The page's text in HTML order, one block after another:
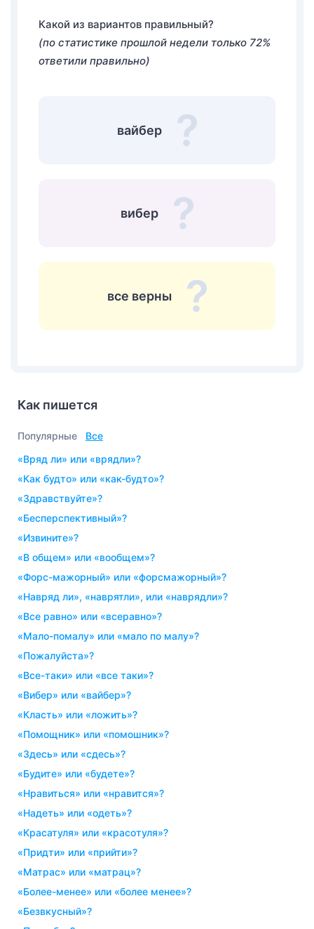
Какой из вариантов правильный?
(по статистике прошлой недели только 72%
ответили правильно)
вайбер
вибер
все верны
Как пишется
Популярные
Все
«вряд ли» или «врядли»?
«как будто» или «как-будто»?
«здравствуйте»?
«бесперспективный»?
«извините»?
«в общем» или «вообщем»?
«форс-мажорный» или «форсмажорный»?
«навряд ли», «наврятли», или «наврядли»?
«все равно» или «всеравно»?
«мало-помалу» или «мало по малу»?
«пожалуйста»?
«все-таки» или «все таки»?
«вибер» или «вайбер»?
«класть» или «ложить»?
«помощник» или «помошник»?
«здесь» или «сдесь»?
«будите» или «будете»?
«нравиться» или «нравится»?
«надеть» или «одеть»?
«красатуля» или «красотуля»?
«придти» или «прийти»?
«матрас» или «матрац»?
«более-менее» или «более менее»?
«безвкусный»?